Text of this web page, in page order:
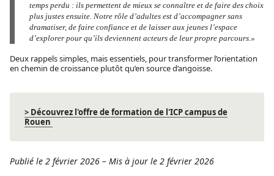
temps perdu : ils permettent de mieux se connaître et de faire des choix
plus justes ensuite. Notre rôle d’adultes est d’accompagner sans
dramatiser, de faire confiance et de laisser aux jeunes l’espace
d’explorer pour qu’ils deviennent acteurs de leur propre parcours.»
Deux rappels simples, mais essentiels, pour transformer l’orientation
en chemin de croissance plutôt qu’en source d’angoisse.
> Découvrez l'offre de formation de l'ICP campus de
Rouen
Publié le 2 février 2026 – Mis à jour le 2 février 2026